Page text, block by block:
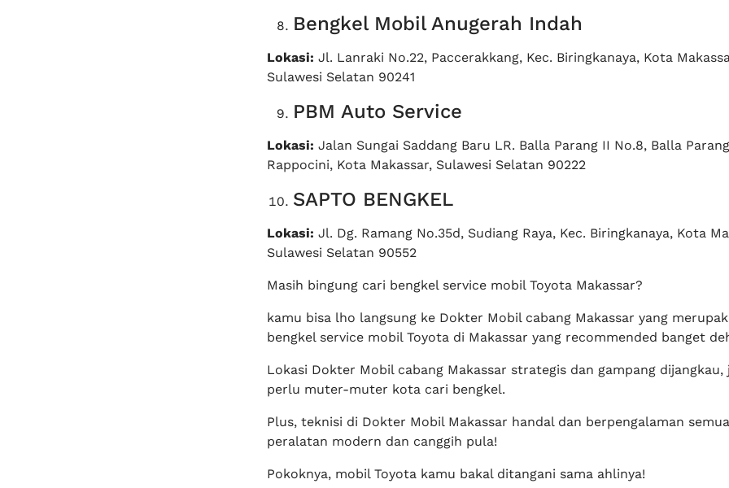
Bengkel Mobil Anugerah Indah
Lokasi: Jl. Lanraki No.22, Paccerakkang, Kec. Biringkanaya, Kota
Sulawesi Selatan 90241
PBM Auto Service
Lokasi: Jalan Sungai Saddang Baru LR. Balla Parang II No.8, Balla
Rappocini, Kota Makassar, Sulawesi Selatan 90222
SAPTO BENGKEL
Lokasi: Jl. Dg. Ramang No.35d, Sudiang Raya, Kec. Biringkanaya, Kota
Sulawesi Selatan 90552
Masih bingung cari bengkel service mobil Toyota Makassar?
kamu bisa lho langsung ke Dokter Mobil cabang Makassar yang
bengkel service mobil Toyota di Makassar yang recommended banget
Lokasi Dokter Mobil cabang Makassar strategis dan gampang dijangkau,
perlu muter-muter kota cari bengkel.
Plus, teknisi di Dokter Mobil Makassar handal dan berpengalaman
peralatan modern dan canggih pula!
Pokoknya, mobil Toyota kamu bakal ditangani sama ahlinya!